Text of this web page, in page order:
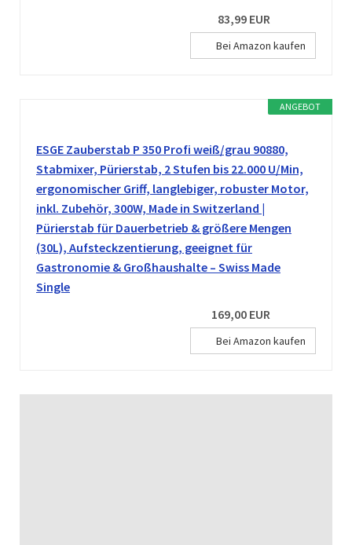
83,99 EUR
Bei Amazon kaufen
ANGEBOT
ESGE Zauberstab P 350 Profi weiß/grau 90880,
Stabmixer, Pürierstab, 2 Stufen bis 22.000 U/Min,
ergonomischer Griff, langlebiger, robuster Motor,
inkl. Zubehör, 300W, Made in Switzerland |
Pürierstab für Dauerbetrieb & größere Mengen
(30L), Aufsteckzentierung, geeignet für
Gastronomie & Großhaushalte – Swiss Made
Single
169,00 EUR
Bei Amazon kaufen